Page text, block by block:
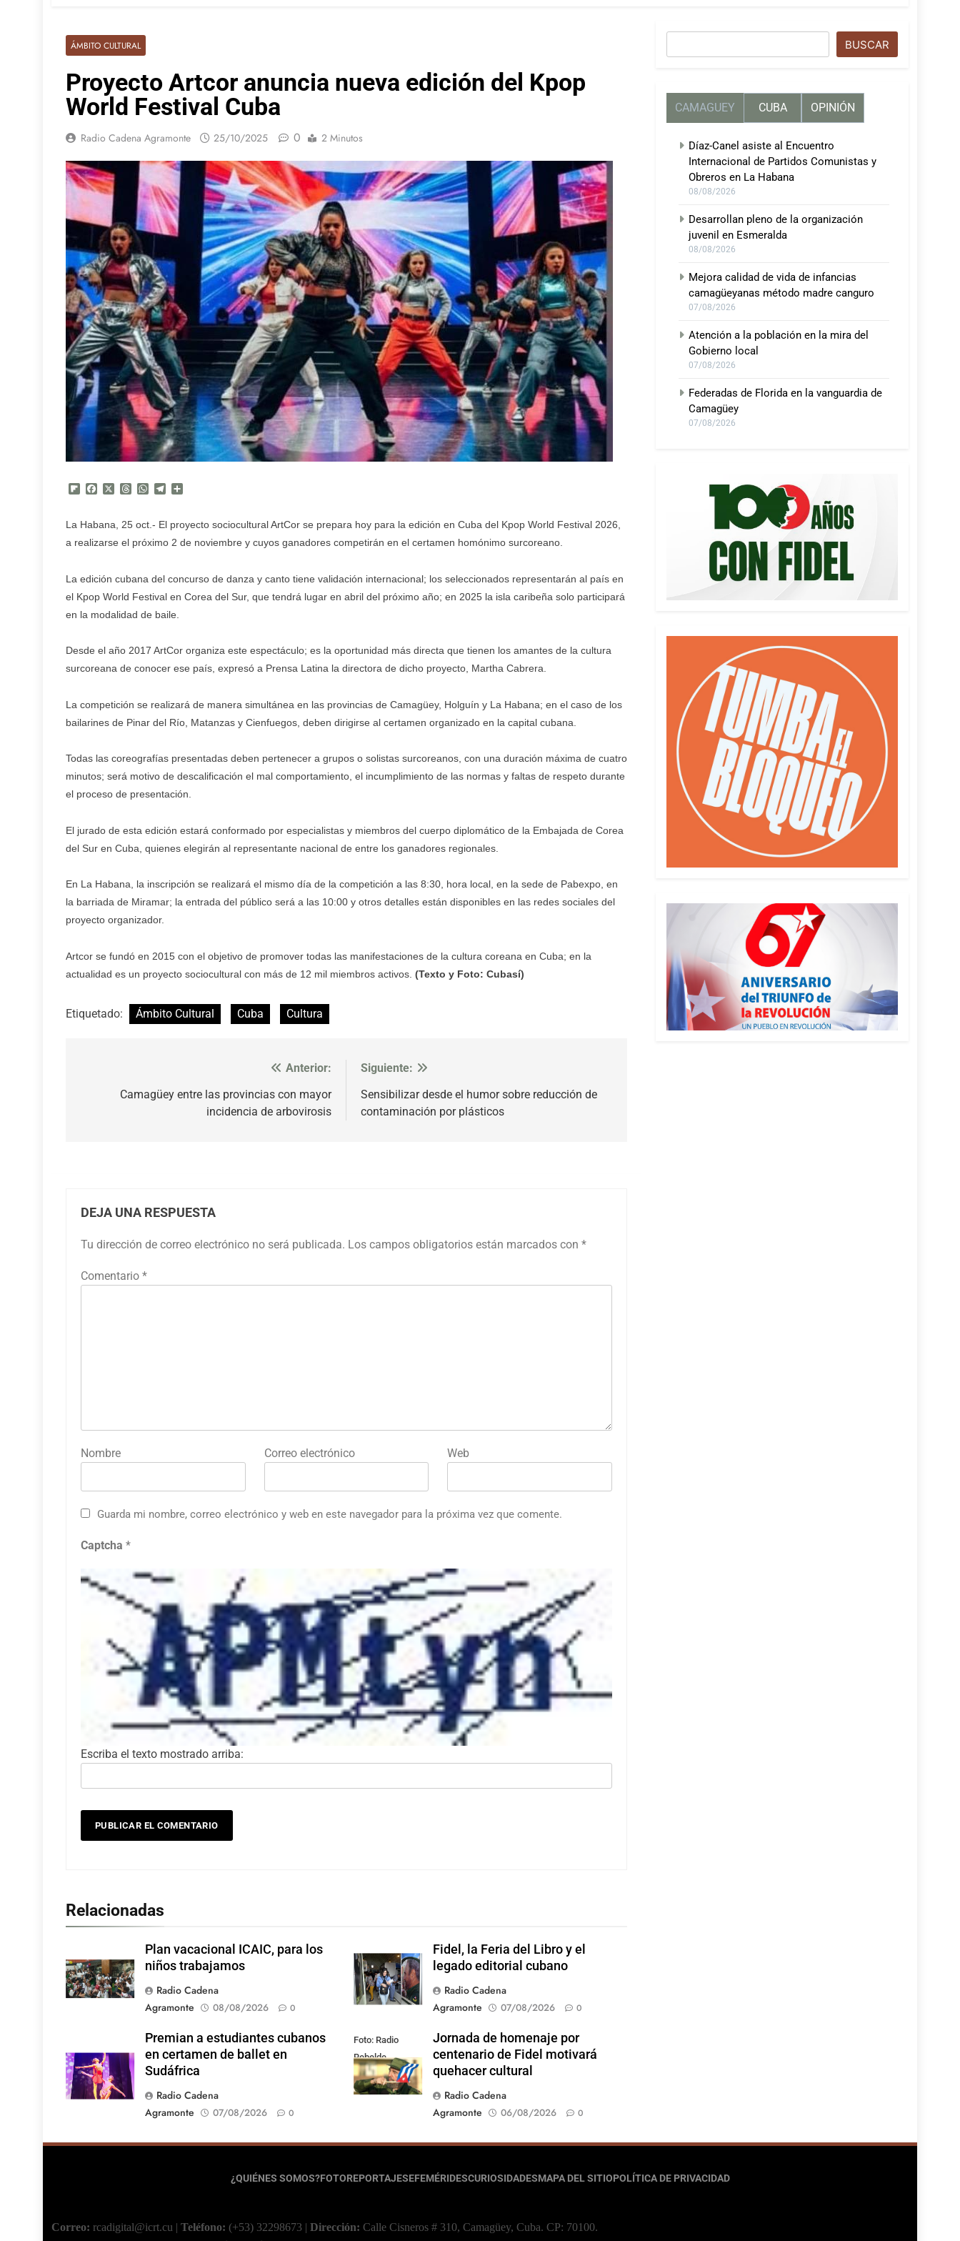
ÁMBITO CULTURAL
Proyecto Artcor anuncia nueva edición del Kpop
World Festival Cuba
Radio Cadena Agramonte 25/10/2025 0 2 Minutos
Flipboard
FacebookThreadsWhatsApp
Telegram
La Habana, 25 oct.- El proyecto sociocultural ArtCor se prepara hoy para la edición en Cuba del Kpop World Festival 2026,
a realizarse el próximo 2 de noviembre y cuyos ganadores competirán en el certamen homónimo surcoreano.
La edición cubana del concurso de danza y canto tiene validación internacional; los seleccionados representarán al país en
el Kpop World Festival en Corea del Sur, que tendrá lugar en abril del próximo año; en 2025 la isla caribeña solo participará
en la modalidad de baile.
Desde el año 2017 ArtCor organiza este espectáculo; es la oportunidad más directa que tienen los amantes de la cultura
surcoreana de conocer ese país, expresó a Prensa Latina la directora de dicho proyecto, Martha Cabrera.
La competición se realizará de manera simultánea en las provincias de Camagüey, Holguín y La Habana; en el caso de los
bailarines de Pinar del Río, Matanzas y Cienfuegos, deben dirigirse al certamen organizado en la capital cubana.
Todas las coreografías presentadas deben pertenecer a grupos o solistas surcoreanos, con una duración máxima de cuatro
minutos; será motivo de descalificación el mal comportamiento, el incumplimiento de las normas y faltas de respeto durante
el proceso de presentación.
El jurado de esta edición estará conformado por especialistas y miembros del cuerpo diplomático de la Embajada de Corea
del Sur en Cuba, quienes elegirán al representante nacional de entre los ganadores regionales.
En La Habana, la inscripción se realizará el mismo día de la competición a las 8:30, hora local, en la sede de Pabexpo, en
la barriada de Miramar; la entrada del público será a las 10:00 y otros detalles están disponibles en las redes sociales del
proyecto organizador.
Artcor se fundó en 2015 con el objetivo de promover todas las manifestaciones de la cultura coreana en Cuba; en la
actualidad es un proyecto sociocultural con más de 12 mil miembros activos. (Texto y Foto: Cubasí)
Etiquetado: Ámbito Cultural Cuba Cultura
Anterior:
Camagüey entre las provincias con mayor
incidencia de arbovirosis
Siguiente:
Sensibilizar desde el humor sobre reducción de
contaminación por plásticos
DEJA UNA RESPUESTA
Tu dirección de correo electrónico no será publicada. Los campos obligatorios están marcados con *
Comentario *
Nombre Correo electrónico Web
Guarda mi nombre, correo electrónico y web en este navegador para la próxima vez que comente.
Captcha *
Escriba el texto mostrado arriba:
Relacionadas
Plan vacacional ICAIC, para los
niños trabajamos
Radio Cadena
Agramonte
08/08/2026 0
Fidel, la Feria del Libro y el
legado editorial cubano
Radio Cadena
Agramonte
07/08/2026 0
Premian a estudiantes cubanos
en certamen de ballet en
Sudáfrica
Radio Cadena
Agramonte
07/08/2026 0
Foto: Radio
Rebelde
Jornada de homenaje por
centenario de Fidel motivará
quehacer cultural
Radio Cadena
Agramonte
06/08/2026 0
BUSCAR
CAMAGUEY CUBA OPINIÓN
Díaz-Canel asiste al Encuentro
Internacional de Partidos Comunistas y
Obreros en La Habana
08/08/2026
Desarrollan pleno de la organización
juvenil en Esmeralda
08/08/2026
Mejora calidad de vida de infancias
camagüeyanas método madre canguro
07/08/2026
Atención a la población en la mira del
Gobierno local
07/08/2026
Federadas de Florida en la vanguardia de
Camagüey
07/08/2026
¿QUIÉNES SOMOS?FOTOREPORTAJESEFEMÉRIDESCURIOSIDADESMAPA DEL SITIOPOLÍTICA DE PRIVACIDAD
Correo: rcadigital@icrt.cu | Teléfono: (+53) 32298673 | Dirección: Calle Cisneros # 310, Camagüey, Cuba. CP: 70100.